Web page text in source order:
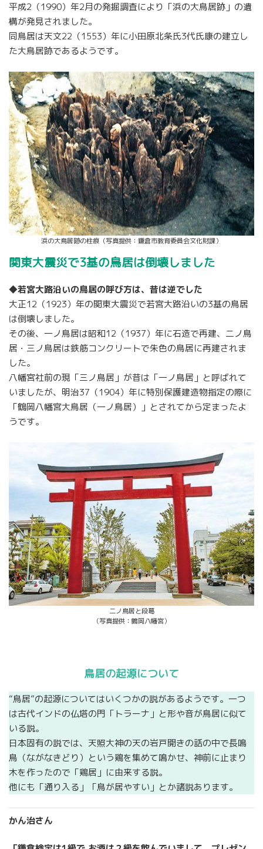
平成2（1990）年2月の発掘調査により「浜の大鳥居跡」の遺
構が発見されました。
同鳥居は天文22（1553）年に小田原北条氏3代氏康の建立し
た大鳥居跡であるようです。
浜の大鳥居跡の柱痕（写真提供：鎌倉市教育委員会文化財課）
関東大震災で3基の鳥居は倒壊しました
◆若宮大路沿いの鳥居の呼び方は、昔は逆でした
大正12（1923）年の関東大震災で若宮大路沿いの3基の鳥居
は倒壊しました。
その後、一ノ鳥居は昭和12（1937）年に石造で再建、二ノ鳥
居・三ノ鳥居は鉄筋コンクリートで朱色の鳥居に再建されま
した。
八幡宮社前の現「三ノ鳥居」が昔は「一ノ鳥居」と呼ばれて
いましたが、明治37（1904）年に特別保護建造物指定の際に
「鶴岡八幡宮大鳥居（一ノ鳥居）」とされてから定まったよ
うです。
二ノ鳥居と段葛
（写真提供：鶴岡八幡宮）
鳥居の起源について
“鳥居”の起源についてはいくつかの説があるようです。一つ
は古代インドの仏塔の門「トラーナ」と形や音が鳥居に似て
いる説。
日本固有の説では、天照大神の天の岩戸開きの話の中で長鳴
鳥（ながなきどり）という鶏を集めて鳴かせ、神前に止まり
木を作ったので「鶏居」に由来する説。
他にも「通り入る」「鳥が居やすい」とか諸説あります。
かん治さん